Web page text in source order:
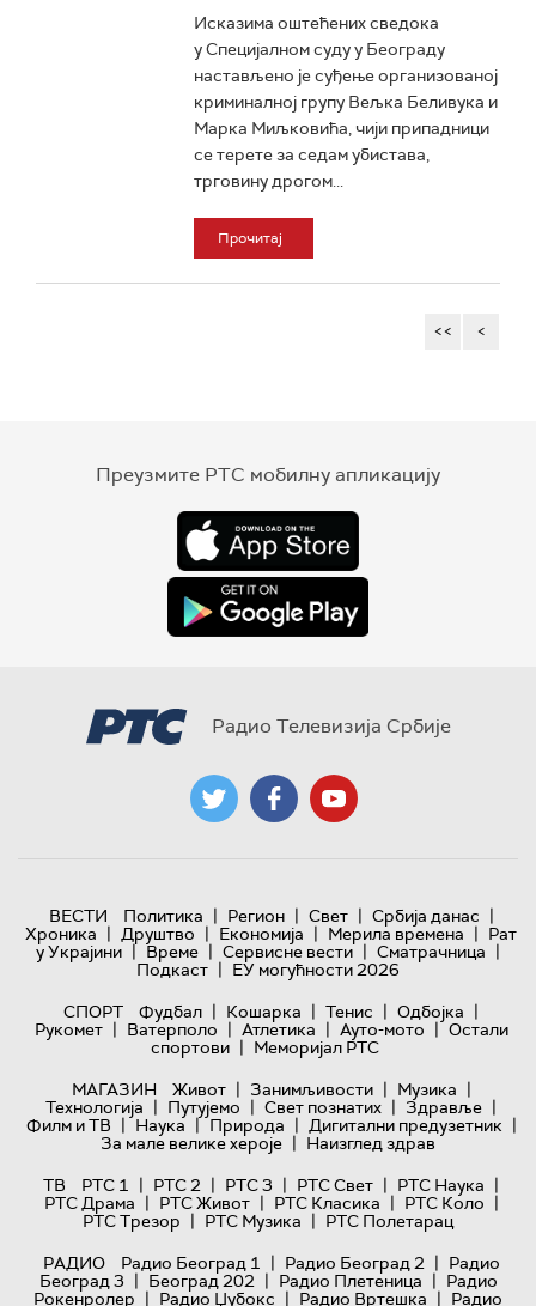
Исказима оштећених сведока
у Специјалном суду у Београду
настављено је суђење организованој
криминалној групу Вељка Беливука и
Марка Миљковића, чији припадници
се терете за седам убистава,
трговину дрогом...
Прочитај
<< <
Преузмите РТС мобилну апликацију
Радио Телевизија Србије
ВЕСТИ Политика | Регион | Свет | Србија данас |
Хроника | Друштво | Економија | Мерила времена | Рат
у Украјини | Време | Сервисне вести | Сматрачница |
Подкаст | ЕУ могућности 2026
СПОРТ
Фудбал | Кошарка | Тенис | Одбојка |
Рукомет | Ватерполо | Атлетика | Ауто-мото | Остали
спортови | Меморијал РТС
МАГАЗИН
Живот | Занимљивости | Музика |
Технологијa | Путујемо | Свет познатих | Здравље |
Филм и ТВ | Наука | Природа | Дигитални предузетник |
За мале велике хероје | Наизглед здрав
ТВ
РТС 1 | РТС 2 | РТС 3 | РТС Свет | РТС Наука |
РТС Драма | РТС Живот | РТС Класика | РТС Коло |
РТС Трезор | РТС Музика | РТС Полетарац
РАДИО
Радио Београд 1 | Радио Београд 2 | Радио
Београд 3 | Београд 202 | Радио Плетеница | Радио
Рокенролер | Радио Џубокс | Радио Вртешка | Радио